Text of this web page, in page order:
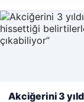
deneyiminizi
Akciğerini 3